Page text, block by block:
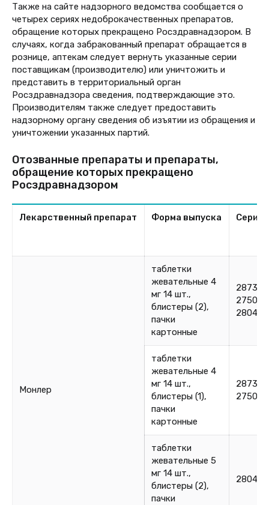
Также на сайте надзорного ведомства сообщается о
четырех сериях недоброкачественных препаратов,
обращение которых прекращено Росздравнадзором. В
случаях, когда забракованный препарат обращается в
рознице, аптекам следует вернуть указанные серии
поставщикам (производителю) или уничтожить и
представить в территориальный орган
Росздравнадзора сведения, подтверждающие это.
Производителям также следует предоставить
надзорному органу сведения об изъятии из обращения и
уничтожении указанных партий.
Отозванные препараты и препараты,
обращение которых прекращено
Росздравнадзором
Лекарственный препарат Форма выпуска Серия
Монлер
таблетки
жевательные 4
мг 14 шт.,
блистеры (2),
пачки
картонные
таблетки
жевательные 4
мг 14 шт.,
блистеры (1),
пачки
картонные
таблетки
жевательные 5
мг 14 шт.,
блистеры (2),
пачки